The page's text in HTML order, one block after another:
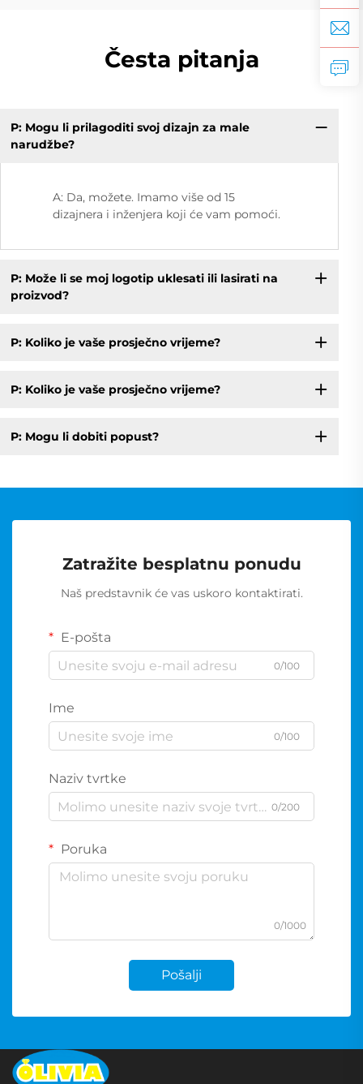
Česta pitanja
P: Mogu li prilagoditi svoj dizajn za male
narudžbe?
A: Da, možete. Imamo više od 15
dizajnera i inženjera koji će vam pomoći.
P: Može li se moj logotip uklesati ili lasirati na
proizvod?
P: Koliko je vaše prosječno vrijeme?
P: Koliko je vaše prosječno vrijeme?
P: Mogu li dobiti popust?
Zatražite besplatnu ponudu
Naš predstavnik će vas uskoro kontaktirati.
E-pošta
0/100
Ime
0/100
Naziv tvrtke
0/200
Poruka
0/1000
Pošalji